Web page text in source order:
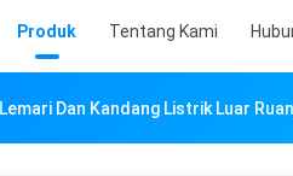
Produk Tentang Kami
Dan Kandang Listrik Luar